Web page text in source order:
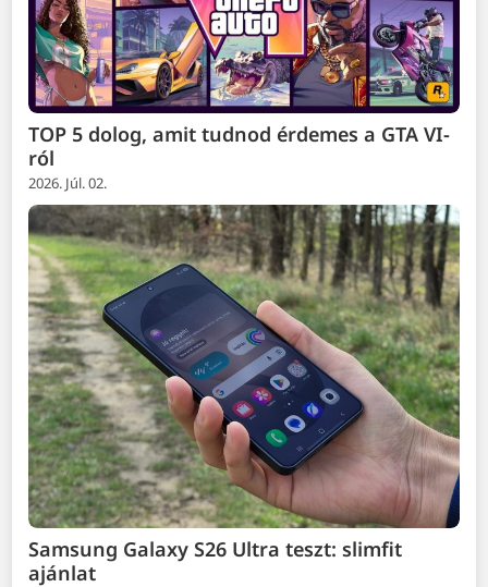
TOP 5 dolog, amit tudnod érdemes a GTA VI-
ról
2026. Júl. 02.
Samsung Galaxy S26 Ultra teszt: slimfit
ajánlat